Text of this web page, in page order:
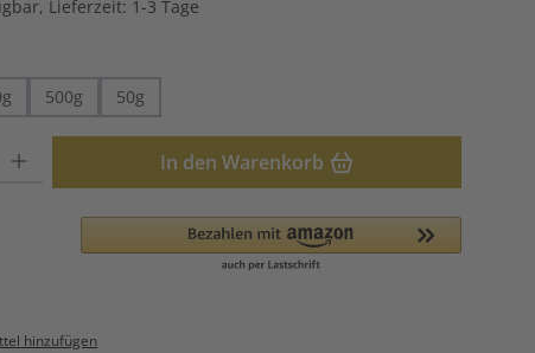
Lieferzeit: 1-3 Tage
500g 50g
Gib den gewünschten Wert ein oder benutze die Schaltflächen
In den Warenkorb
hinzufügen